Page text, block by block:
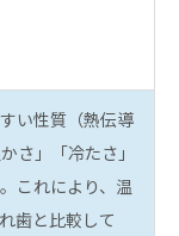
い性質（熱伝導
さ」「冷たさ」
これにより、温
歯と比較して